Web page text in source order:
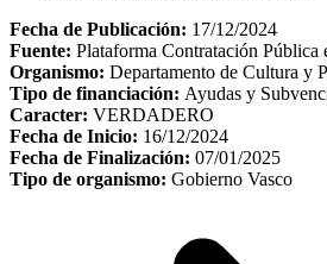
Fecha de Publicación: 17/12/2024
Fuente: Plataforma Contratación Pública
Organismo: Departamento de Cultura y
Tipo de financiación: Ayudas y
Caracter: VERDADERO
Fecha de Inicio: 16/12/2024
Fecha de Finalización: 07/01/2025
Tipo de organismo: Gobierno Vasco